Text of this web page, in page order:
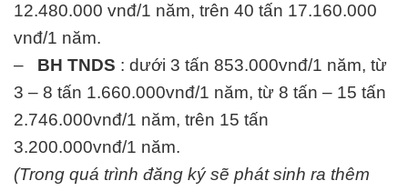
12.480.000 vnđ/1 năm, trên 40 tấn 17.160.000
vnđ/1 năm.
– BH TNDS : dưới 3 tấn 853.000vnđ/1 năm, từ
3 – 8 tấn 1.660.000vnđ/1 năm, từ 8 tấn – 15 tấn
2.746.000vnđ/1 năm, trên 15 tấn
3.200.000vnđ/1 năm.
(Trong quá trình đăng ký sẽ phát sinh ra thêm